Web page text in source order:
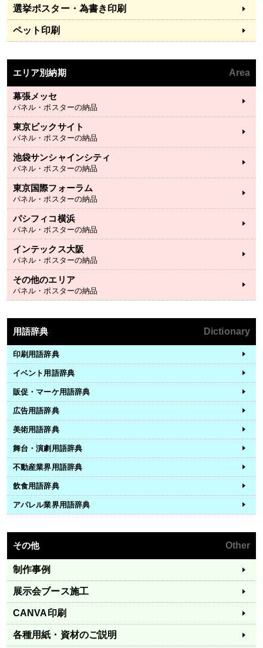
選挙ポスター・為書き印刷
ペット印刷
エリア別納期 Area
幕張メッセ
パネル・ポスターの納品
東京ビックサイト
パネル・ポスターの納品
池袋サンシャインシティ
パネル・ポスターの納品
東京国際フォーラム
パネル・ポスターの納品
パシフィコ横浜
パネル・ポスターの納品
インテックス大阪
パネル・ポスターの納品
その他のエリア
パネル・ポスターの納品
用語辞典 Dictionary
印刷用語辞典
イベント用語辞典
販促・マーケ用語辞典
広告用語辞典
美術用語辞典
舞台・演劇用語辞典
不動産業界用語辞典
飲食用語辞典
アパレル業界用語辞典
その他 Other
制作事例
展示会ブース施工
CANVA印刷
各種用紙・資材のご説明